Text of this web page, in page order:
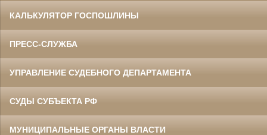
КАЛЬКУЛЯТОР ГОСПОШЛИНЫ
ПРЕСС-СЛУЖБА
УПРАВЛЕНИЕ СУДЕБНОГО ДЕПАРТАМЕНТА
СУДЫ СУБЪЕКТА РФ
МУНИЦИПАЛЬНЫЕ ОРГАНЫ ВЛАСТИ